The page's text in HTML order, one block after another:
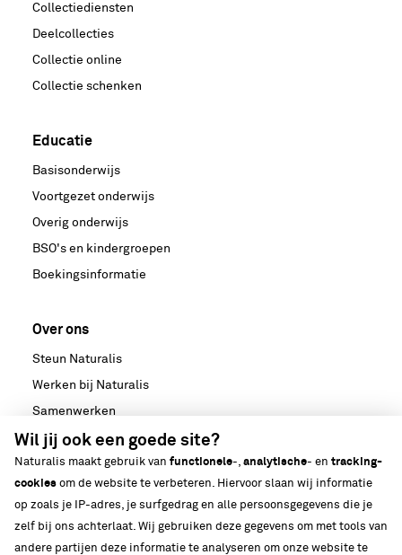
Collectiediensten
Deelcollecties
Collectie online
Collectie schenken
Educatie
Basisonderwijs
Voortgezet onderwijs
Overig onderwijs
BSO's en kindergroepen
Boekingsinformatie
Over ons
Steun Naturalis
Werken bij Naturalis
Samenwerken
Nieuws
Media
Strategische partnerschappen
Ons gebouw
Biodiversiteit
Wil jij ook een goede site?
Naturalis maakt gebruik van functionele-, analytische- en tracking-
cookies om de website te verbeteren. Hiervoor slaan wij informatie
op zoals je IP-adres, je surfgedrag en alle persoonsgegevens die je
zelf bij ons achterlaat. Wij gebruiken deze gegevens om met tools van
andere partijen deze informatie te analyseren om onze website te